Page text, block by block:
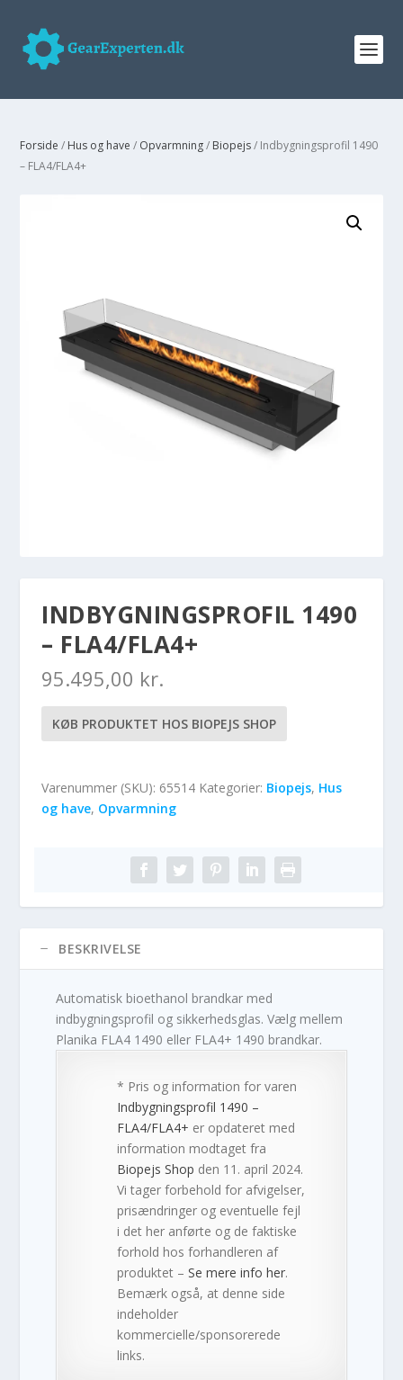
Forside / Hus og have / Opvarmning/ Biopejs/ Indbygningsprofil 1490
– FLA4/FLA4+
INDBYGNINGSPROFIL 1490
– FLA4/FLA4+
95.495,00 kr.
KØB PRODUKTET HOS BIOPEJS SHOP
Varenummer (SKU): 65514 Kategorier: Biopejs, Hus
og have, Opvarmning
BESKRIVELSE
Automatisk bioethanol brandkar med
indbygningsprofil og sikkerhedsglas. Vælg mellem
Planika FLA4 1490 eller FLA4+ 1490 brandkar.
* Pris og information for varen
Indbygningsprofil 1490 –
FLA4/FLA4+ er opdateret med
information modtaget fra
Biopejs Shop den 11. april 2024.
Vi tager forbehold for afvigelser,
prisændringer og eventuelle fejl
i det her anførte og de faktiske
forhold hos forhandleren af
produktet –Se mere info her.
Bemærk også, at denne side
indeholder
kommercielle/sponsorerede
links.